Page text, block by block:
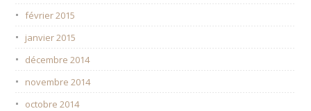
février 2015
janvier 2015
décembre 2014
novembre 2014
octobre 2014